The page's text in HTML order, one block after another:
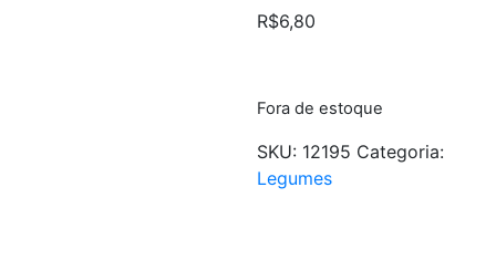
R$6,80
Fora de estoque
SKU: 12195 Categoria:
Legumes